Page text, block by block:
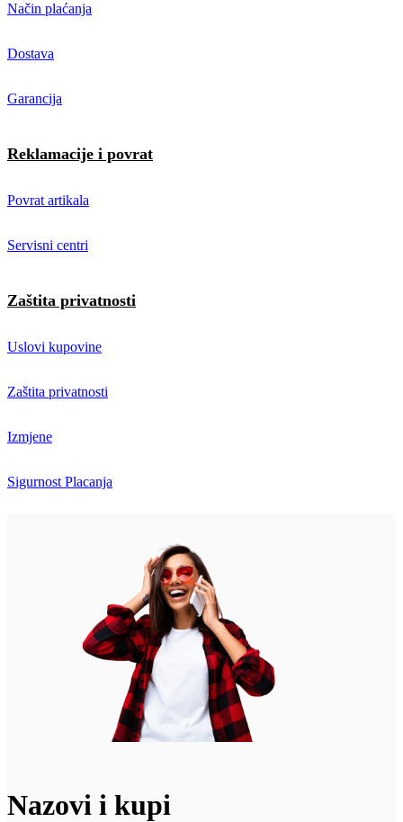
Način plaćanja
Dostava
Garancija
Reklamacije i povrat
Povrat artikala
Servisni centri
Zaštita privatnosti
Uslovi kupovine
Zaštita privatnosti
Izmjene
Sigurnost Placanja
Nazovi i kupi